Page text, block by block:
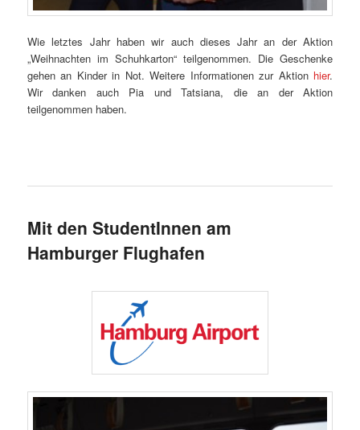
Wie letztes Jahr haben wir auch dieses Jahr an der Aktion
„Weihnachten im Schuhkarton“ teilgenommen. Die Geschenke
gehen an Kinder in Not. Weitere Informationen zur Aktion hier.
Wir danken auch Pia und Tatsiana, die an der Aktion
teilgenommen haben.
Mit den StudentInnen am
Hamburger Flughafen